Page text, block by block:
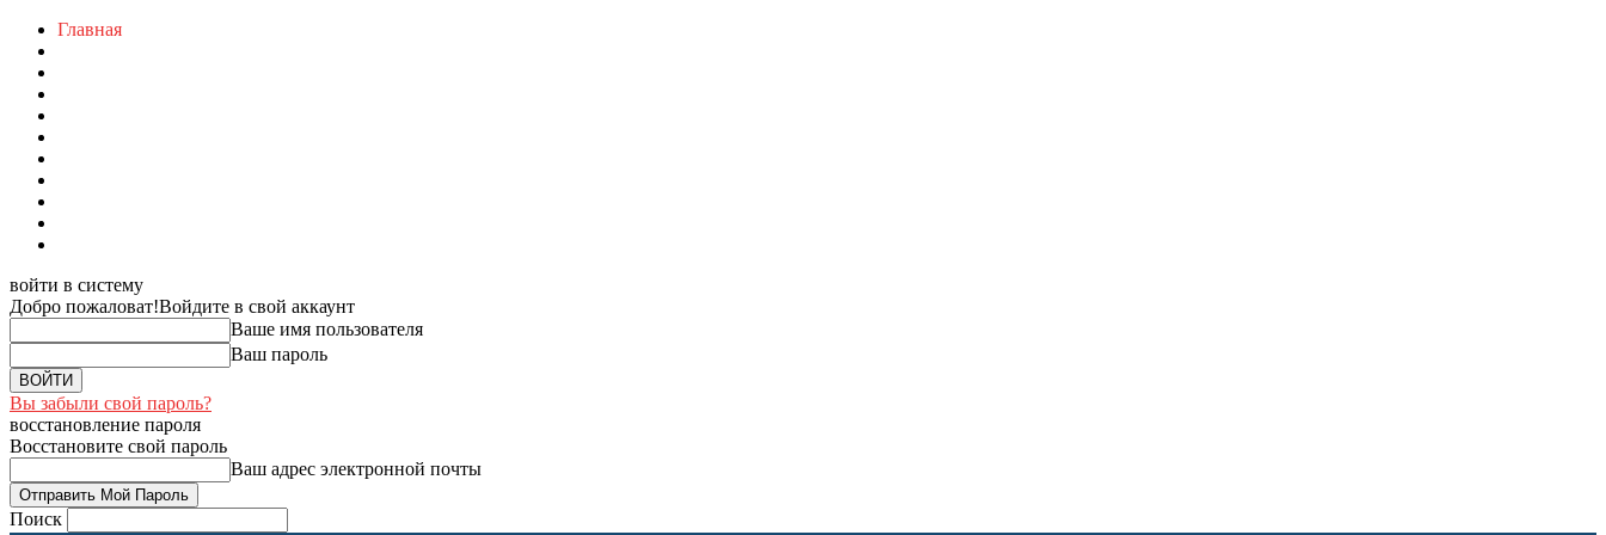
Главная
войти в систему
Добро пожаловат!Войдите в свой аккаунт
Ваше имя пользователя
Ваш пароль
Вы забыли свой пароль?
восстановление пароля
Восстановите свой пароль
Ваш адрес электронной почты
Поиск